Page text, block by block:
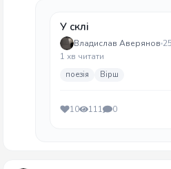
У склі
Владислав Аверянов
1 хв читати
поезія Вірш
10 111 0